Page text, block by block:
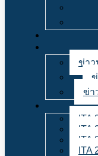
ข่าว
ข่า
ITA
ITA
ITA
ITA